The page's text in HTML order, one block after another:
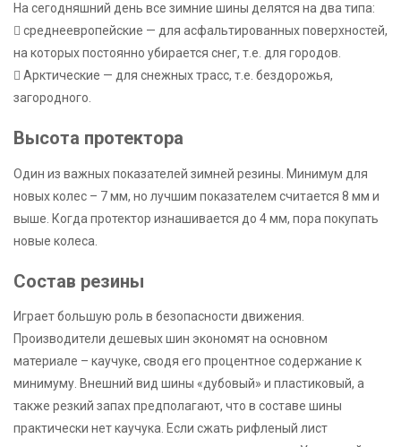
На сегодняшний день все зимние шины делятся на два типа:
 среднеевропейские — для асфальтированных поверхностей,
на которых постоянно убирается снег, т.е. для городов.
 Арктические — для снежных трасс, т.е. бездорожья,
загородного.
Высота протектора
Один из важных показателей зимней резины. Минимум для
новых колес – 7 мм, но лучшим показателем считается 8 мм и
выше. Когда протектор изнашивается до 4 мм, пора покупать
новые колеса.
Состав резины
Играет большую роль в безопасности движения.
Производители дешевых шин экономят на основном
материале – каучуке, сводя его процентное содержание к
минимуму. Внешний вид шины «дубовый» и пластиковый, а
также резкий запах предполагают, что в составе шины
практически нет каучука. Если сжать рифленый лист